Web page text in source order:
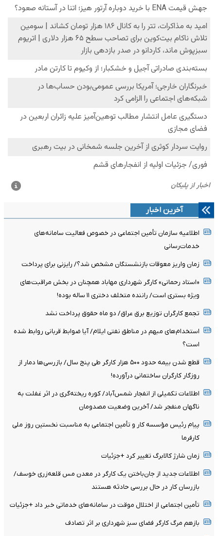
آخرین اخبار
اطلاعیه سازمان تأمین اجتماعی در خصوص فعالیت سامانه‌های
خدمات‌رسانی
زمان واریز معوقات بازنشستگان مشخص شد؟/ رایزنی برای پرداخت
«استاد رحمانی» کارگر شهرداری مهاباد همچنان در بخش مراقبت‌های
ویژه بستری است/ راننده متخلف دختری ۱۱ ساله بوده!
تجمع کارگران توزیع برق عراق/ دو ماه حقوق پرداخت نشد
استخدام‌های مبهم در مناطق نفتی ایلام/ آیا ضوابط قربانی روابط شده
است؟
قطع شدن بیمه حدود ۵۰۰ هزار کارگر طی پنج سال/ بازرسی‌ها دمار از
روزگار کارگران ساختمانی درآورده!
اطلاعات تکمیلی از انفجار شمس‌آباد/ کوره ریخته‌گری در اثر غفلت به
ناگهان منفجر شد/ آخرین وضعیت مصدومان
پیام رئیس مؤسسه کار و تأمین اجتماعی به مناسبت نخستین روز ملی
کارفرما
زمان شارژ کالابرگ تغییر کرد +جزئیات
اطلاعات جدید از جان‌باختن یک کارگر در معدن مس قلعه‌زری خوسف/
بازرسان کار در حال بررسی حادثه هستند
تأمین اجتماعی از اختلال موقت در سامانه‌های خدماتی خبر داد +جزئیات
بازهم مرگ کارگر فضای سبز شهرداری بر اثر تصادف